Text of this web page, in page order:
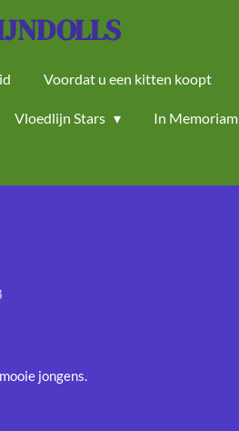
Voordat u een kitten koopt
Vloedlijn Stars In Memoriam
jongens.